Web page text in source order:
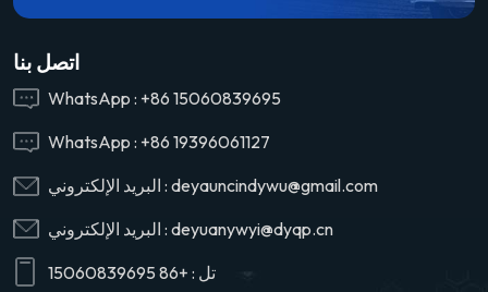
اتصل بنا
WhatsApp : +86 15060839695
WhatsApp : +86 19396061127
البريد الإلكتروني : deyauncindywu@gmail.com
البريد الإلكتروني : deyuanywyi@dyqp.cn
تل : +86 15060839695